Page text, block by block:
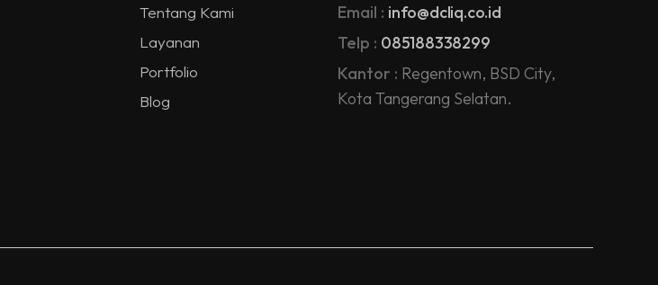
Tentang Kami
Layanan
Portfolio
Blog
Email : info@dcliq.co.id
Telp : 085188338299
Kantor : Regentown, BSD City,
Kota Tangerang Selatan.